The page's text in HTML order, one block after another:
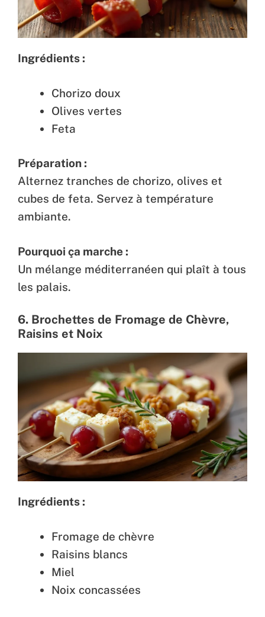
Ingrédients :
Chorizo doux
Olives vertes
Feta
Préparation :
Alternez tranches de chorizo, olives et
cubes de feta. Servez à température
ambiante.
Pourquoi ça marche :
Un mélange méditerranéen qui plaît à tous
les palais.
6. Brochettes de Fromage de Chèvre,
Raisins et Noix
Ingrédients :
Fromage de chèvre
Raisins blancs
Miel
Noix concassées